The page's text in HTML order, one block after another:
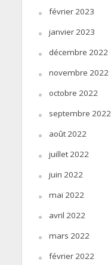
février 2023
janvier 2023
décembre 2022
novembre 2022
octobre 2022
septembre 2022
août 2022
juillet 2022
juin 2022
mai 2022
avril 2022
mars 2022
février 2022